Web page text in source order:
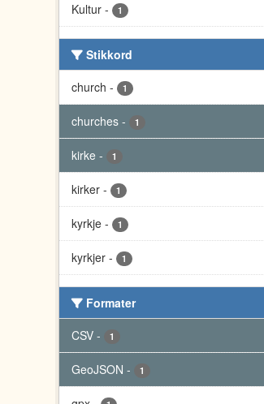
Kultur - 1
Stikkord
church - 1
churches - 1
kirke - 1
kirker - 1
kyrkje - 1
kyrkjer - 1
Formater
CSV - 1
GeoJSON - 1